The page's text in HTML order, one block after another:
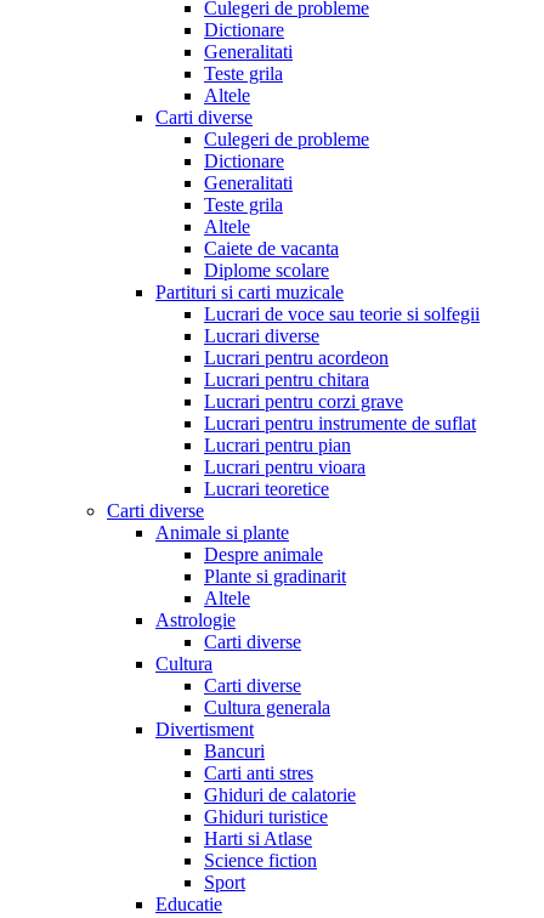
Culegeri de probleme
Dictionare
Generalitati
Teste grila
Altele
Carti diverse
Culegeri de probleme
Dictionare
Generalitati
Teste grila
Altele
Caiete de vacanta
Diplome scolare
Partituri si carti muzicale
Lucrari de voce sau teorie si solfegii
Lucrari diverse
Lucrari pentru acordeon
Lucrari pentru chitara
Lucrari pentru corzi grave
Lucrari pentru instrumente de suflat
Lucrari pentru pian
Lucrari pentru vioara
Lucrari teoretice
Carti diverse
Animale si plante
Despre animale
Plante si gradinarit
Altele
Astrologie
Carti diverse
Cultura
Carti diverse
Cultura generala
Divertisment
Bancuri
Carti anti stres
Ghiduri de calatorie
Ghiduri turistice
Harti si Atlase
Science fiction
Sport
Educatie